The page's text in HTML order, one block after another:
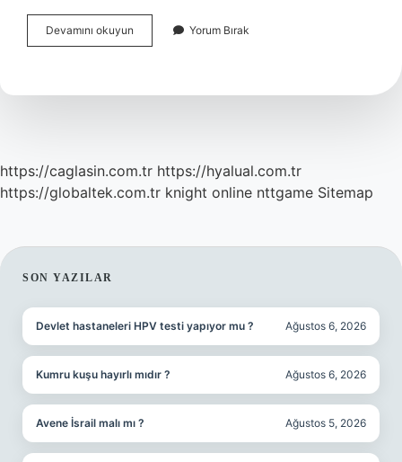
Devamını okuyun
Kelimesinin
Yorum Bırak
https://caglasin.com.tr https://hyalual.com.tr
https://globaltek.com.tr knight online nttgame Sitemap
SIDEBAR
SON YAZILAR
Devlet hastaneleri HPV testi yapıyor mu ? Ağustos 6, 2026
Kumru kuşu hayırlı mıdır ? Ağustos 6, 2026
Avene İsrail malı mı ? Ağustos 5, 2026